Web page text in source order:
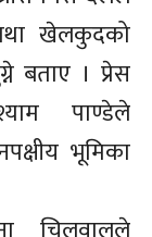
खेलकुदको
बताए । प्रेस
पाण्डेले
भूमिका